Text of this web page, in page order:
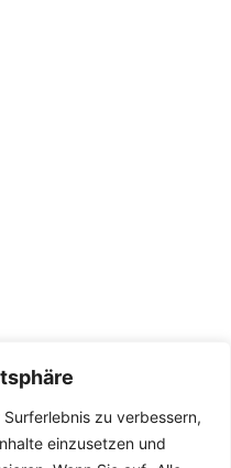
zu verbessern,
einzusetzen und